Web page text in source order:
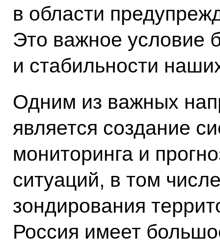
в области
Это важное условие
и стабильности
Одним из важных
является создание
мониторинга и
ситуаций, в том
зондирования
Россия имеет